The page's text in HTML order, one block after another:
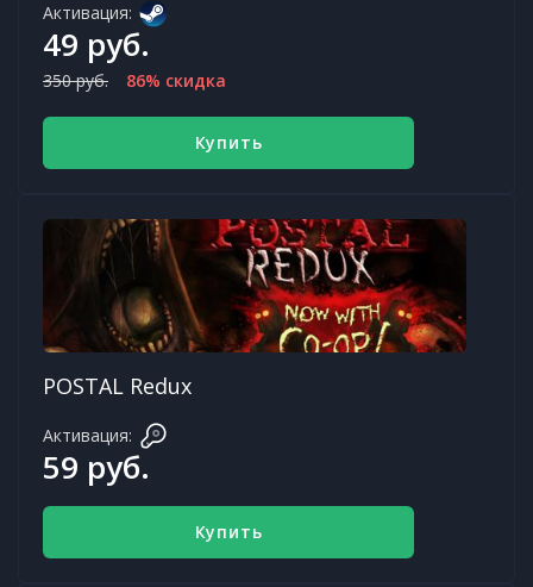
Активация:
49 руб.
350 руб. 86% скидка
Купить
POSTAL Redux
Активация:
59 руб.
Купить